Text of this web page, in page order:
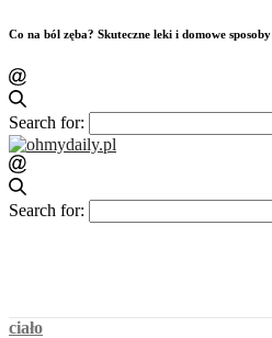
Co na ból zęba? Skuteczne leki i domowe sposoby
Search for:
Search for:
ciało